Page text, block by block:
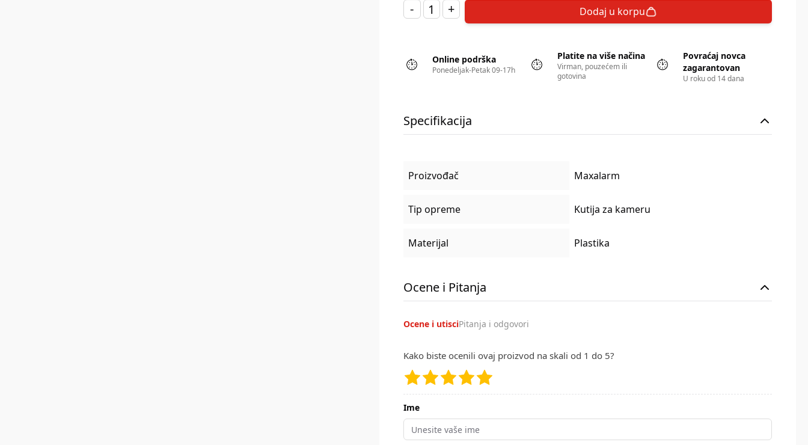
- + Dodaj u korpu
Online podrška
Ponedeljak-Petak 09-17h
Platite na više načina
Virman, pouzećem ili
gotovina
Povraćaj novca
zagarantovan
U roku od 14 dana
Specifikacija
Proizvođač Maxalarm
Tip opreme Kutija za kameru
Materijal Plastika
Ocene i Pitanja
Ocene i utisciPitanja i odgovori
Kako biste ocenili ovaj proizvod na skali od 1 do 5?
Ime